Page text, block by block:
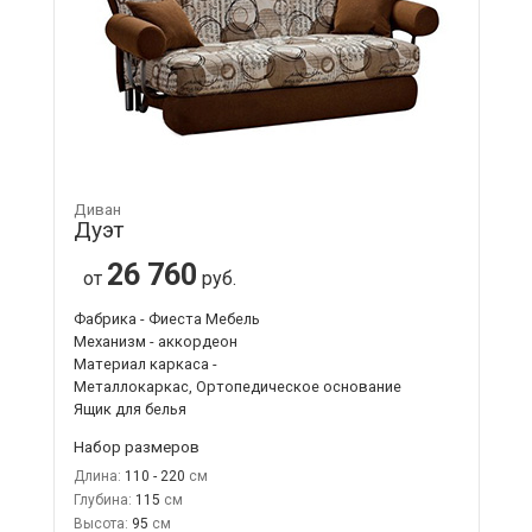
Диван
Дуэт
от 26 760 руб.
Фабрика - Фиеста Мебель
Механизм - аккордеон
Материал каркаса -
Металлокаркас, Ортопедическое основание
Ящик для белья
Набор размеров
Длина: 110 - 220
Глубина: 115
Высота: 95